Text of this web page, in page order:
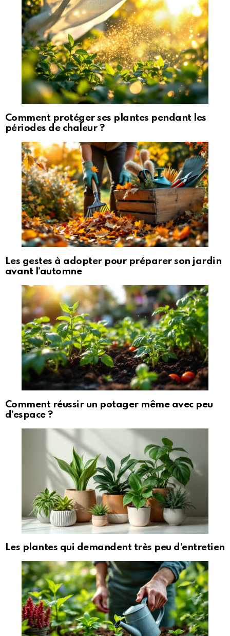
Comment protéger ses plantes pendant les
périodes de chaleur ?
Les gestes à adopter pour préparer son jardin
avant l’automne
Comment réussir un potager même avec peu
d’espace ?
Les plantes qui demandent très peu d’entretien